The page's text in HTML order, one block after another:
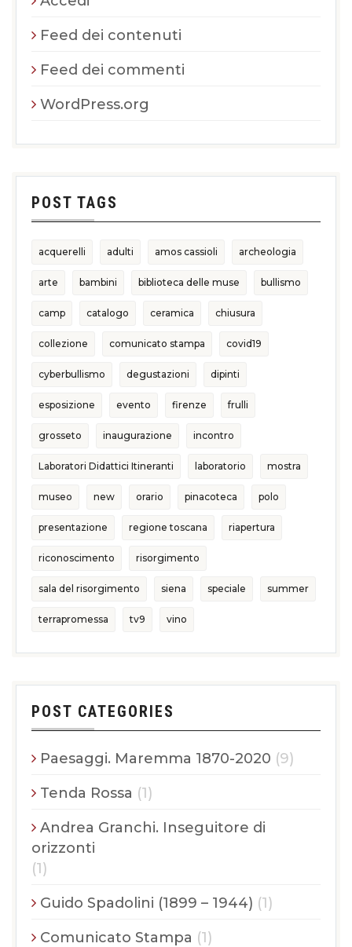
Feed dei contenuti
Feed dei commenti
WordPress.org
POST TAGS
acquerelli adulti amos cassioli archeologia
arte bambini biblioteca delle muse bullismo
camp catalogo ceramica chiusura
collezione comunicato stampa covid19
cyberbullismo degustazioni dipinti
esposizione evento firenze frulli
grosseto inaugurazione incontro
Laboratori Didattici Itineranti laboratorio mostra
museo new orario pinacoteca polo
presentazione regione toscana riapertura
riconoscimento risorgimento
sala del risorgimento siena speciale summer
terrapromessa tv9 vino
POST CATEGORIES
Paesaggi. Maremma 1870-2020 (9)
Tenda Rossa (1)
Andrea Granchi. Inseguitore di
orizzonti
(1)
Guido Spadolini (1899 – 1944) (1)
Comunicato Stampa (1)